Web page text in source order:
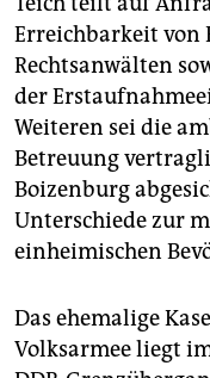
Erreichbarkeit von
Rechtsanwälten
der
Weiteren sei die
Betreuung
Boizenburg
Unterschiede zur
einheimischen
Das ehemalige
Volksarmee liegt